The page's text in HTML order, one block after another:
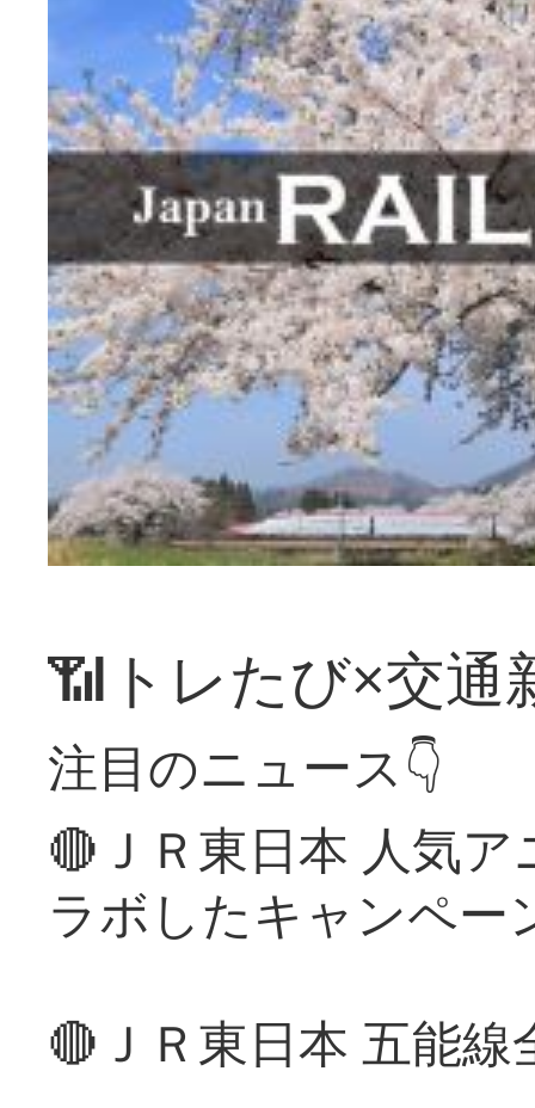
📶トレたび×交通
注目のニュース👇
🔴ＪＲ東日本 人気
ラボしたキャンペー
🔴ＪＲ東日本 五能